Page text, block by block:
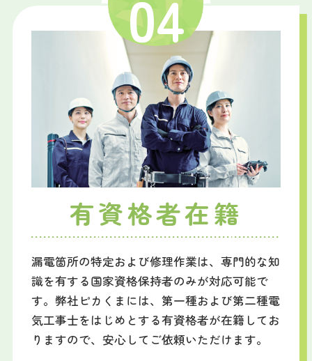
04
有資格者在籍
漏電箇所の特定および修理作業は、専門的な知
識を有する国家資格保持者のみが対応可能で
す。弊社ピカくまには、第一種および第二種電
気工事士をはじめとする有資格者が在籍してお
りますので、安心してご依頼いただけます。